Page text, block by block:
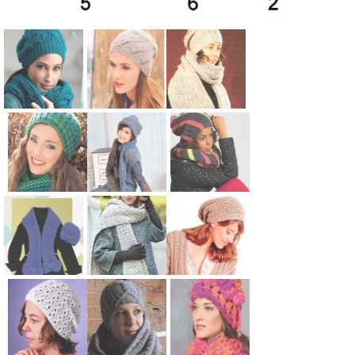
Схема:
голубой
комплект из
свободной
шапочки и
снуда
вязание
спицами для
женщин
Схема:
женская
шапка с
диагональн
ым узором
вязание
спицами для
женщин
Схема:
шапка-
мешок и
длинный
шарфик
вязание
спицами для
женщин
Схема:
пестрый
комплект из
шапочки и
снуда
вязание
спицами для
Схема:
свободная
шапка с
отворотом
вязание
спицами для
женщин
Схема:
комплект
серая шапка
и снуд в
яркую
полоску
вязание
Схема:
комплект из
шапки и
Схема:
комплект из
шарфа с
Схема:
шапка-
мешок